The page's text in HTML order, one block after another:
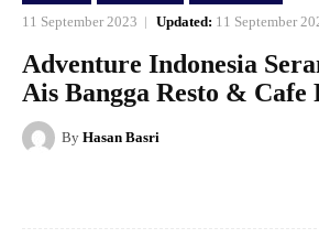
11 September 2023 Updated: 11 September
Adventure Indonesia
Ais Bangga Resto & Cafe
By Hasan Basri